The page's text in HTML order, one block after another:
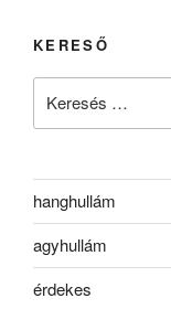
KERESŐ
hanghullám
agyhullám
érdekes